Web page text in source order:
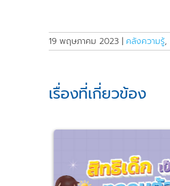
19 พฤษภาคม 2023 | คลังความรู้,
เรื่องที่เกี่ยวข้อง